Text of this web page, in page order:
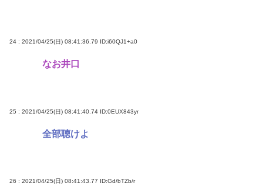
24 : 2021/04/25(日) 08:41:36.79 ID:i60QJ1+a0
なお井口
25 : 2021/04/25(日) 08:41:40.74 ID:0EUX843yr
全部聴けよ
26 : 2021/04/25(日) 08:41:43.77 ID:Gd/bTZb/r